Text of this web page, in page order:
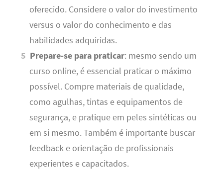
oferecido. Considere o valor do investimento
versus o valor do conhecimento e das
habilidades adquiridas.
Prepare-se para praticar: mesmo sendo um
curso online, é essencial praticar o máximo
possível. Compre materiais de qualidade,
como agulhas, tintas e equipamentos de
segurança, e pratique em peles sintéticas ou
em si mesmo. Também é importante buscar
feedback e orientação de profissionais
experientes e capacitados.